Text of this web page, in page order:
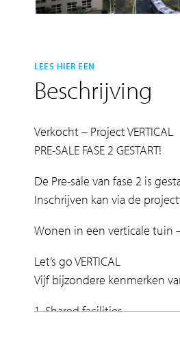
LEES HIER EEN
Beschrijving
Verkocht – Project VERTICAL
PRE-SALE FASE 2 GESTART!
De Pre-sale van fase 2 is
Inschrijven kan via de
Wonen in een verticale tuin
Let’s go VERTICAL
Vijf bijzondere kenmerken
1. Shared facilities
VERTICAL gaat verder dan